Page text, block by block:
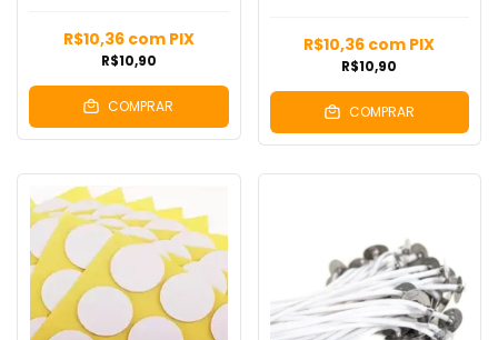
R$10,90
R$10,36 com PIX
COMPRAR
R$10,90
R$10,36 com PIX
COMPRAR